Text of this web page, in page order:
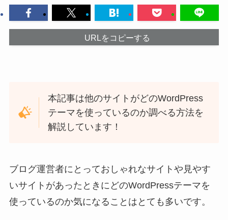
URLをコピーする
本記事は他のサイトがどのWordPress
テーマを使っているのか調べる方法を
解説しています！
ブログ運営者にとっておしゃれなサイトや見やす
いサイトがあったときにどのWordPressテーマを
使っているのか気になることはとても多いです。